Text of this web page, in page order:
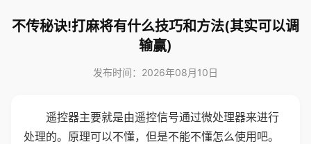
不传秘诀!打麻将有什么技巧和方法(其实可以调
输赢)
发布时间：2026年08月10日
遥控器主要就是由遥控信号通过微处理器来进行
处理的。原理可以不懂，但是不能不懂怎么使用吧。